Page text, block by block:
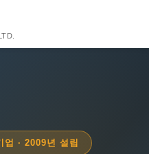
업 · 2009년 설립